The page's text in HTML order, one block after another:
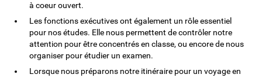
à coeur ouvert.
Les fonctions exécutives ont également un rôle essentiel
pour nos études. Elle nous permettent de contrôler notre
attention pour être concentrés en classe, ou encore de nous
organiser pour étudier un examen.
Lorsque nous préparons notre itinéraire pour un voyage en